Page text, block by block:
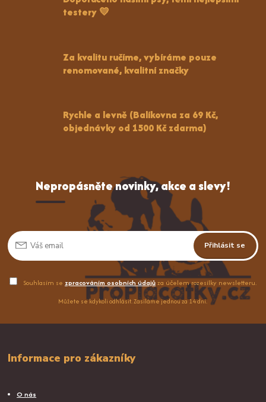
testery 💛
Za kvalitu ručíme, vybíráme pouze
renomované, kvalitní značky
Rychle a levně (Balíkovna za 69 Kč,
objednávky od 1500 Kč zdarma)
Nepropásněte novinky, akce a slevy!
Přihlásit se
Souhlasím se zpracováním osobních údajůza účelem rozesílky newsletteru.
Můžete se kdykoli odhlásit. Zasíláme jednou za 14 dní.
Informace pro zákazníky
O nás